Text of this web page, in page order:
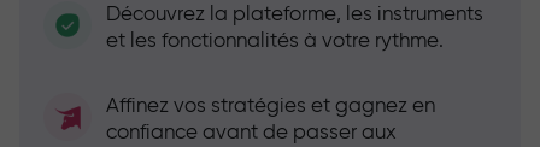
Découvrez la plateforme, les instruments
et les fonctionnalités à votre rythme.
Affinez vos stratégies et gagnez en
confiance avant de passer aux